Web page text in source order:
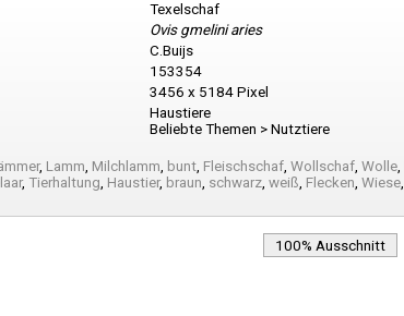
Texelschaf
Ovis gmelini aries
C.Buijs
153354
3456 x 5184 Pixel
Haustiere
Beliebte Themen > Nutztiere
, Lamm, Milchlamm, bunt, Fleischschaf, Wollschaf, Wolle,
, Tierhaltung, Haustier, braun, schwarz, weiß, Flecken, Wiese,
100% Ausschnitt